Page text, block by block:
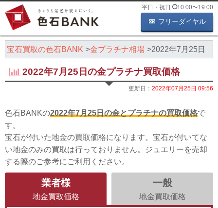
平日・祝日 10:00〜19:00
フリーダイヤル
宝石買取の色石BANK 金プラチナ相場 2022年7月25日
2022年7月25日の金プラチナ買取価格
更新日： 2022年07月25日 09:56
色石BANKの2022年7月25日の金とプラチナの買取価格で
す。
宝石が付いた地金の買取価格になります。宝石が付いてな
い地金のみの買取は行っておりません。ジュエリーを売却
する際のご参考にご利用ください。
業者様
地金買取価格
一般
地金買取価格